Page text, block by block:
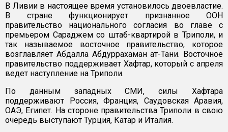
В Ливии в настоящее время установилось двоевластие.
В стране функционирует признанное ООН
правительство национального согласия во главе с
премьером Сараджем со штаб-квартирой в Триполи, и
так называемое восточное правительство, которое
возглавляет Абдалла Абдуррахаман ат-Тани. Восточное
правительство поддерживает Хафтар, который с апреля
ведет наступление на Триполи.
По данным западных СМИ, силы Хафтара
поддерживают Россия, Франция, Саудовская Аравия,
ОАЭ, Египет. На стороне правительства Триполи в свою
очередь выступают Турция, Катар и Италия.